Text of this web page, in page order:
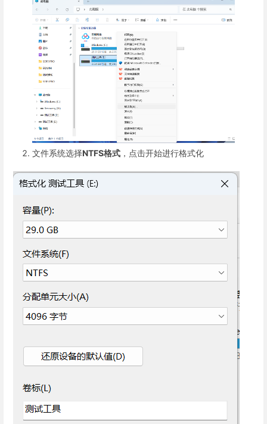
文件系统选择NTFS格式 ，点击开始进行格式化